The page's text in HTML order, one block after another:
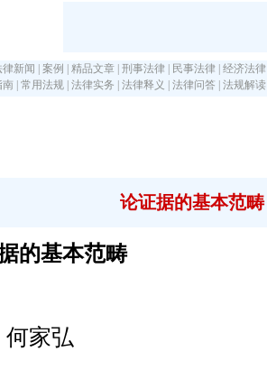
律新闻 案例 精品文章 刑事法律 民事法律 经济法律
南 常用法规 法律实务 法律释义 法律问答 法规解读
论证据的基本范畴
的基本范畴
何家弘